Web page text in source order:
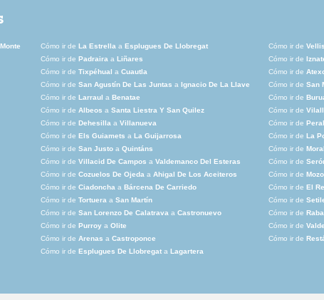
Cómo ir de La Estrella a Esplugues De Llobregat Cómo ir de
Cómo ir de Padraira a Liñares Cómo ir de
Cómo ir de Tixpéhual a Cuautla Cómo ir de
Cómo ir de San Agustín De Las Juntas a Ignacio De La Llave Cómo ir de San
Cómo ir de Larraul a Benatae Cómo ir de
Cómo ir de Albeos a Santa Liestra Y San Quilez Cómo ir de
Cómo ir de Dehesilla a Villanueva Cómo ir de
Cómo ir de Els Guiamets a La Guijarrosa Cómo ir de La
Cómo ir de San Justo a Quintáns Cómo ir de
Cómo ir de Villacid De Campos a Valdemanco Del Esteras Cómo ir de
Cómo ir de Cozuelos De Ojeda a Ahigal De Los Aceiteros Cómo ir de
Cómo ir de Ciadoncha a Bárcena De Carriedo Cómo ir de El
Cómo ir de Tortuera a San Martín Cómo ir de
Cómo ir de San Lorenzo De Calatrava a Castronuevo Cómo ir de
Cómo ir de Purroy a Olite Cómo ir de
Cómo ir de Arenas a Castroponce Cómo ir de
Cómo ir de Esplugues De Llobregat a Lagartera